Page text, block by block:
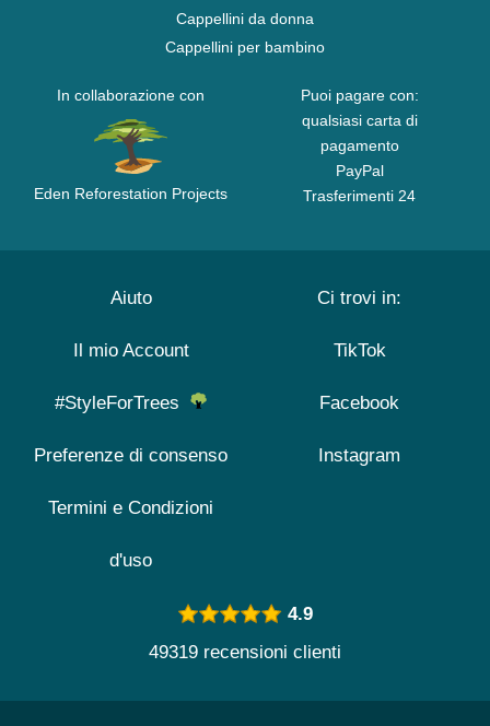
Cappellini da donna
Cappellini per bambino
In collaborazione con
Eden Reforestation Projects
Puoi pagare con:
qualsiasi carta di
pagamento
PayPal
Trasferimenti 24
Aiuto
Il mio Account
#StyleForTrees
Preferenze di consenso
Termini e Condizioni
d'uso
Ci trovi in:
TikTok
Facebook
Instagram
4.9
49319 recensioni clienti